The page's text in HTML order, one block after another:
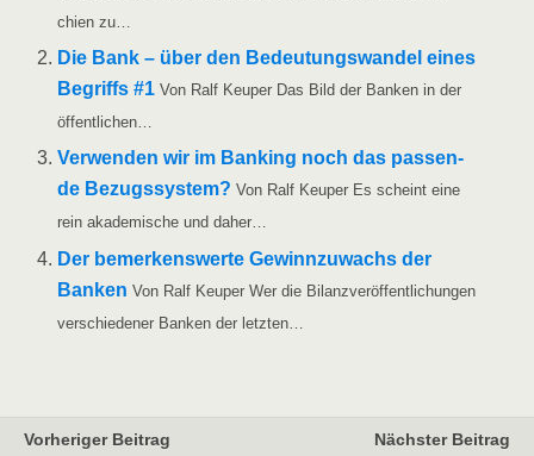
chien zu…
Die Bank – über den Bedeu­tungs­wan­del eines
Begriffs #1 Von Ralf Keu­per Das Bild der Ban­ken in der
öffentlichen…
Ver­wen­den wir im Ban­king noch das pas­sen­
de Bezugs­sys­tem? Von Ralf Keu­per Es scheint eine
rein aka­de­mi­sche und daher…
Der bemer­kens­wer­te Gewinn­zu­wachs der
Ban­ken Von Ralf Keu­per Wer die Bilanz­ver­öf­fent­li­chun­gen
ver­schie­de­ner Ban­ken der letzten…
Vorheriger Beitrag
Nächster Beitrag